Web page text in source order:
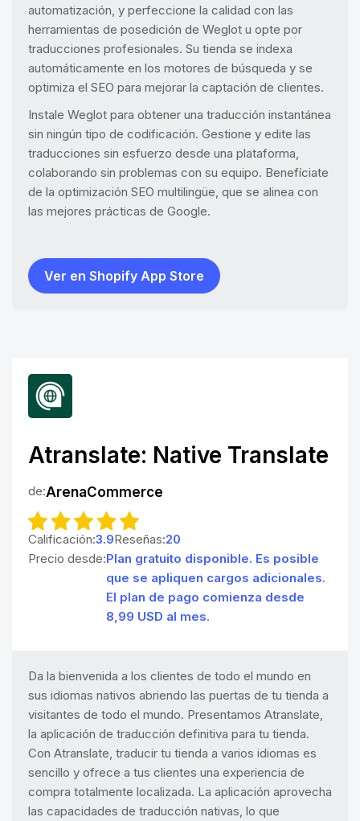
automatización, y perfeccione la calidad con las
herramientas de posedición de Weglot u opte por
traducciones profesionales. Su tienda se indexa
automáticamente en los motores de búsqueda y se
optimiza el SEO para mejorar la captación de clientes.
Instale Weglot para obtener una traducción instantánea
sin ningún tipo de codificación. Gestione y edite las
traducciones sin esfuerzo desde una plataforma,
colaborando sin problemas con su equipo. Benefíciate
de la optimización SEO multilingüe, que se alinea con
las mejores prácticas de Google.
Ver en Shopify App Store
Atranslate: Native Translate
de:ArenaCommerce
Calificación:3.9Reseñas:20
Precio desde:Plan gratuito disponible. Es posible
que se apliquen cargos adicionales.
El plan de pago comienza desde
8,99 USD al mes.
Da la bienvenida a los clientes de todo el mundo en
sus idiomas nativos abriendo las puertas de tu tienda a
visitantes de todo el mundo. Presentamos Atranslate,
la aplicación de traducción definitiva para tu tienda.
Con Atranslate, traducir tu tienda a varios idiomas es
sencillo y ofrece a tus clientes una experiencia de
compra totalmente localizada. La aplicación aprovecha
las capacidades de traducción nativas, lo que